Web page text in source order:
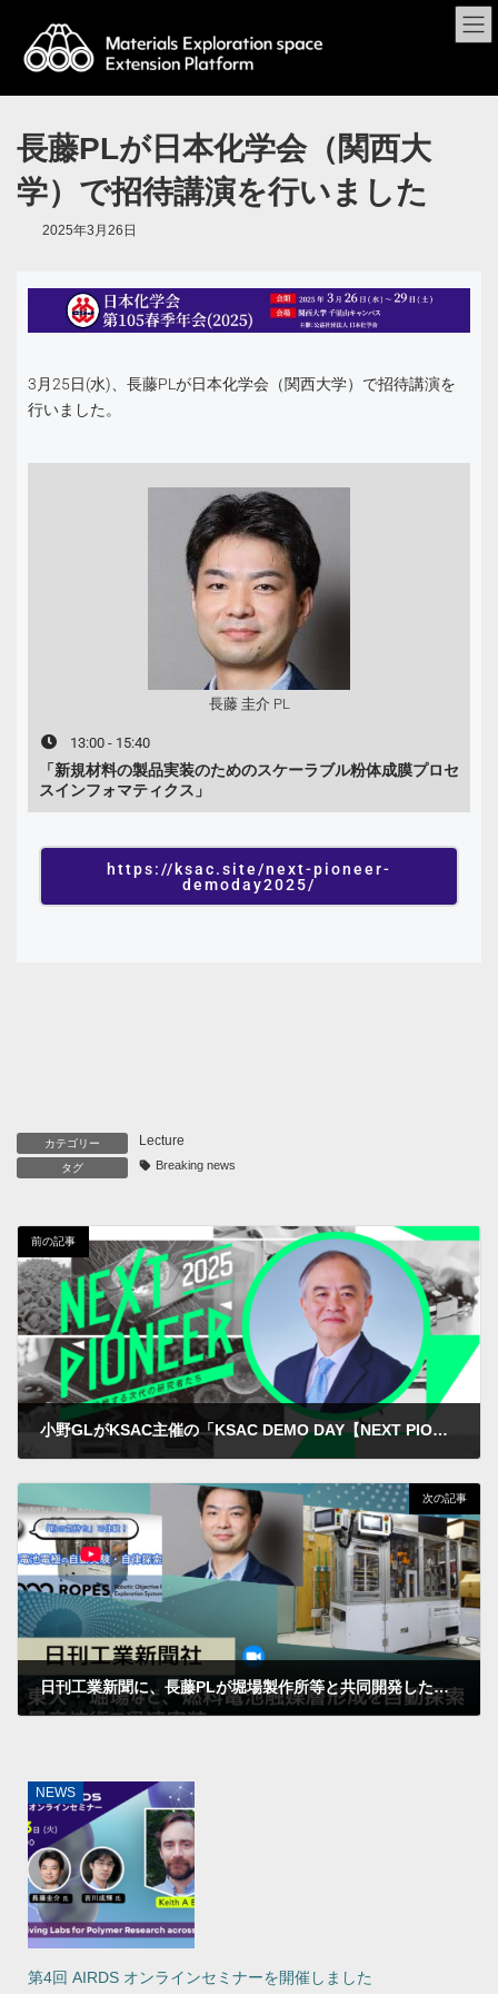
長藤PLが日本化学会（関西大
学）で招待講演を行いました
2025年3月26日
3月25日(水)、長藤PLが日本化学会（関西大学）で招待講演を
行いました。
長藤 圭介 PL
13:00 - 15:40
「新規材料の製品実装のためのスケーラブル粉体成膜プロセ
スインフォマティクス」
https://ksac.site/next-pioneer-
demoday2025/
カテゴリー Lecture
タグ Breaking news
前の記事
小野GLがKSAC主催の「KSAC DEMO DAY【NEXT PIONEER 2025】」に登壇しました
次の記事
日刊工業新聞に、長藤PLが堀場製作所等と共同開発した燃料電池触媒層のプロセス探索システムが報道されました
NEWS
第4回 AIRDS オンラインセミナーを開催しました